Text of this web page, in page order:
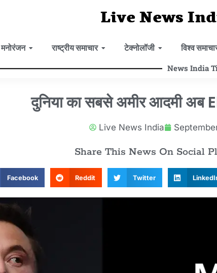
Live News
मनोरंजन राष्ट्रीय समाचार टेक्नोलॉजी विश्व
News India
दुनिया का सबसे अमीर आदमी अब
Live News India
Share This News On Social
Facebook Reddit Twitter